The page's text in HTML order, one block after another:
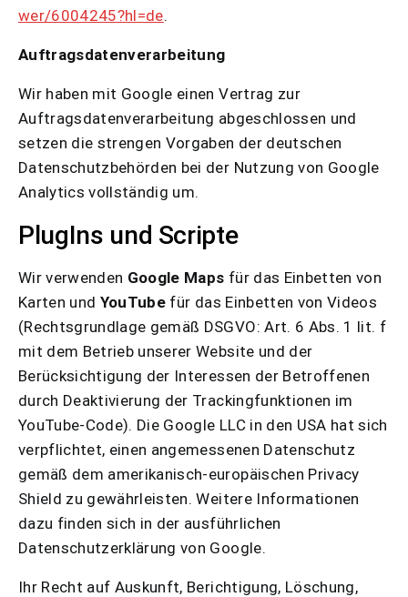
wer/6004245?hl=de.
Auftragsdatenverarbeitung
Wir haben mit Google einen Vertrag zur
Auftragsdatenverarbeitung abgeschlossen und
setzen die strengen Vorgaben der deutschen
Datenschutzbehörden bei der Nutzung von Google
Analytics vollständig um.
PlugIns und Scripte
Wir verwenden Google Maps für das Einbetten von
Karten und YouTube für das Einbetten von Videos
(Rechtsgrundlage gemäß DSGVO: Art. 6 Abs. 1 lit. f
mit dem Betrieb unserer Website und der
Berücksichtigung der Interessen der Betroffenen
durch Deaktivierung der Trackingfunktionen im
YouTube-Code). Die Google LLC in den USA hat sich
verpflichtet, einen angemessenen Datenschutz
gemäß dem amerikanisch-europäischen Privacy
Shield zu gewährleisten. Weitere Informationen
dazu finden sich in der ausführlichen
Datenschutzerklärung von Google.
Ihr Recht auf Auskunft, Berichtigung, Löschung,